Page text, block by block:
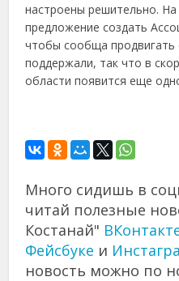
настроены решительно. На
предложение создать
чтобы сообща
поддержали, так что в
области появится еще
Много сидишь в
читай полезные
Костанай"
Фейсбуке и
новость можно по